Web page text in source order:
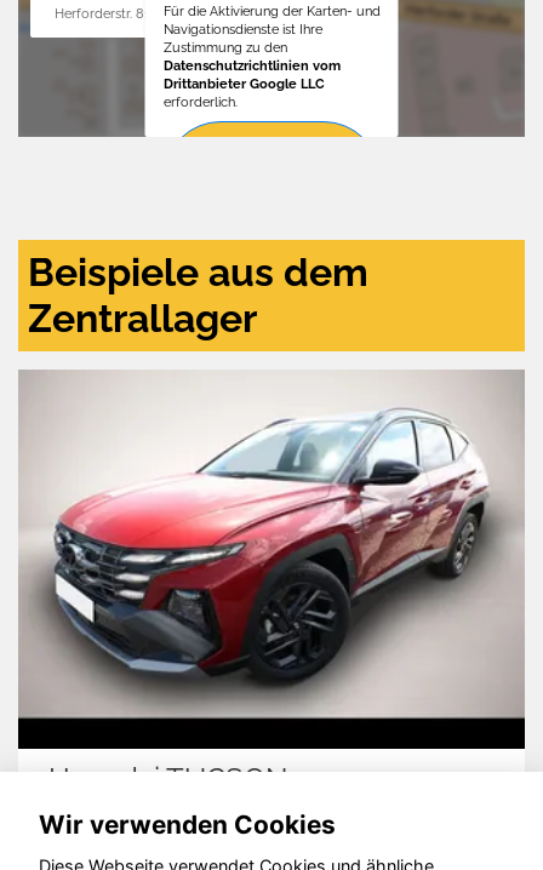
Herforderstr. 81, 32657 LemgoFür die Aktivierung der Karten- und
Navigationsdienste ist Ihre
Zustimmung zu den
Datenschutzrichtlinien vom
Drittanbieter Google LLC
erforderlich.
Beispiele aus dem
Zentrallager
Hyundai TUCSON
Wir verwenden Cookies
Diese Webseite verwendet Cookies und ähnliche